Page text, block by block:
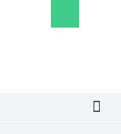
košík